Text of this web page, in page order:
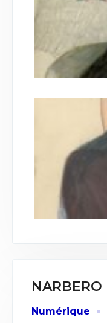
NARBERO
Numérique ·